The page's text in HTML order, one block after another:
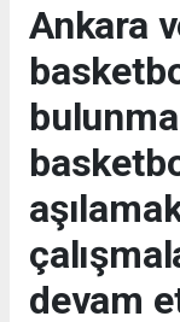
Ankara
devam